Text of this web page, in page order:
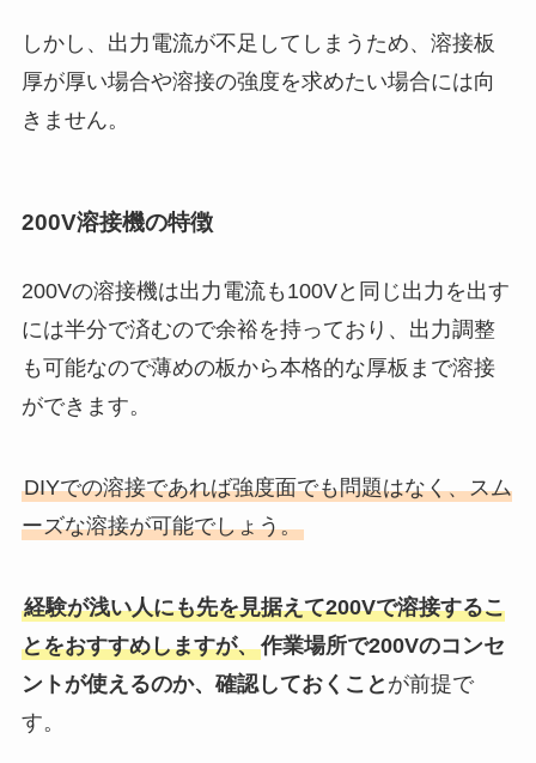
しかし、出力電流が不足してしまうため、溶接板
厚が厚い場合や溶接の強度を求めたい場合には向
きません。
200V溶接機の特徴
200Vの溶接機は出力電流も100Vと同じ出力を出す
には半分で済むので余裕を持っており、出力調整
も可能なので薄めの板から本格的な厚板まで溶接
ができます。
DIYでの溶接であれば強度面でも問題はなく、スム
ーズな溶接が可能でしょう。
経験が浅い人にも先を見据えて200Vで溶接するこ
とをおすすめしますが、作業場所で200Vのコンセ
ントが使えるのか、確認しておくこと が前提で
す。